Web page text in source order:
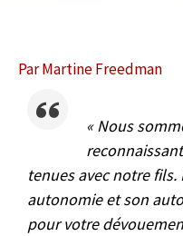
ParMartine Freedman
« Nous
tenues avec notre
autonomie et son
pour votre